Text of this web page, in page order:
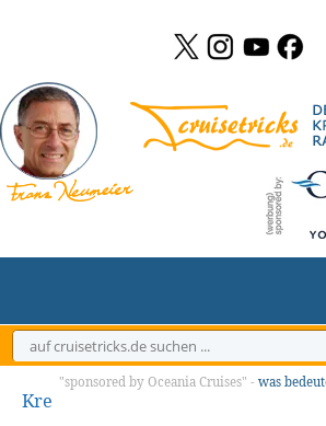
springen
"sponsored by Oceania Cruises" - was
Kre